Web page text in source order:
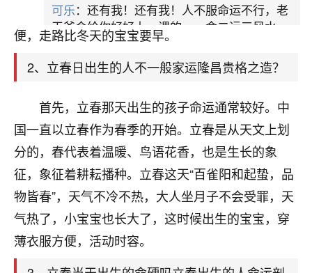
了，这时候出生的的宝宝，穿薄衣服，活动时方
便，走路比冬天的宝宝要早。
2、立春日出生的人不一般家运隆昌贵格之造？
首先，立春那天出生的孩子命运通常较好。中
国一直以立春作为春季的开始。立春是从天文上划
分的，春代表着温暖、鸟语花香，也是生长的象
征，象征着耕耘播种。立春这天“百雀阳和起蛰，品
物皆春”，天气不冷不热，大人坐月子不会受罪，天
气热了，小宝宝也长大了，这时候出生的宝宝，穿
薄衣服方便，活动时容。
可乐：还有我！还有我！人不服命运不行，老
天爷会给你好好上一课的。一命二运三风水，
哪样不服都不行！
平安是福：我也是每年找老师化太岁，看年
卦，认识老师3年了，都是缘分啊！
17分钟前 来自湖北 19
心若莲花
我是做餐饮的，这两年，生意屡屡受挫，店开一家关
一家，要么生意不好，生意好的就出事。前些年攒的
家底快败光了，真是倒霉！我也想找人看看到底怎么
回事？
鹿森：你可以找老师看看，人有时不服命不行